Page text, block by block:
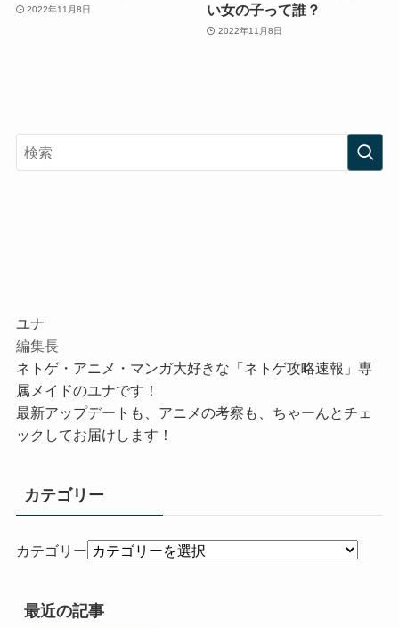
2022年11月8日
い女の子って誰？
2022年11月8日
ユナ
編集長
ネトゲ・アニメ・マンガ大好きな「ネトゲ攻略速報」専
属メイドのユナです！
最新アップデートも、アニメの考察も、ちゃーんとチェ
ックしてお届けします！
カテゴリー
カテゴリー
最近の記事